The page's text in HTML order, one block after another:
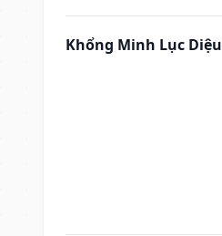
Khổng Minh Lục Diệu